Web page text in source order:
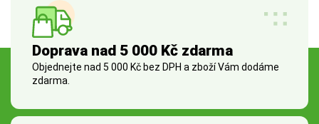
Doprava nad 5 000 Kč zdarma
Objednejte nad 5 000 Kč bez DPH a zboží Vám dodáme
zdarma.